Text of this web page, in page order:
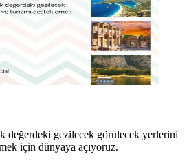
değerdeki gezilecek görülecek yerlerini
için dünyaya açıyoruz.